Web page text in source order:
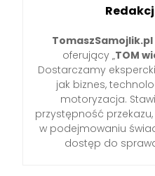
TomaszSamojlik.pl
oferujący „TOM
Dostarczamy
jak biznes,
motoryzacja.
przystępność
w podejmowaniu
dostęp do